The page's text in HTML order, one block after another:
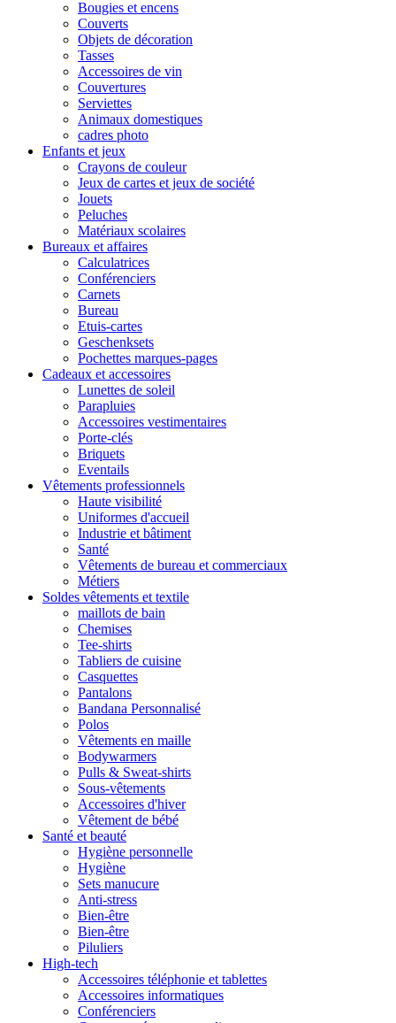
Bougies et encens
Couverts
Objets de décoration
Tasses
Accessoires de vin
Couvertures
Serviettes
Animaux domestiques
cadres photo
Enfants et jeux
Crayons de couleur
Jeux de cartes et jeux de société
Jouets
Peluches
Matériaux scolaires
Bureaux et affaires
Calculatrices
Conférenciers
Carnets
Bureau
Etuis-cartes
Geschenksets
Pochettes marques-pages
Cadeaux et accessoires
Lunettes de soleil
Parapluies
Accessoires vestimentaires
Porte-clés
Briquets
Eventails
Vêtements professionnels
Haute visibilité
Uniformes d'accueil
Industrie et bâtiment
Santé
Vêtements de bureau et commerciaux
Métiers
Soldes vêtements et textile
maillots de bain
Chemises
Tee-shirts
Tabliers de cuisine
Casquettes
Pantalons
Bandana Personnalisé
Polos
Vêtements en maille
Bodywarmers
Pulls & Sweat-shirts
Sous-vêtements
Accessoires d'hiver
Vêtement de bébé
Santé et beauté
Hygiène personnelle
Hygiène
Sets manucure
Anti-stress
Bien-être
Bien-être
Piluliers
High-tech
Accessoires téléphonie et tablettes
Accessoires informatiques
Conférenciers